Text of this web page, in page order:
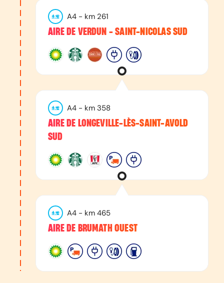
A4 - km 261
AIRE DE VERDUN - SAINT-NICOLAS SUD
A4 - km 358
AIRE DE LONGEVILLE-LÈS-SAINT-AVOLD
SUD
A4 - km 465
AIRE DE BRUMATH OUEST